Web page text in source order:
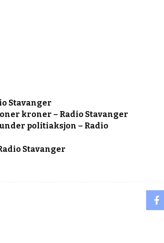
Stavanger
kroner – Radio Stavanger
politiaksjon – Radio
Stavanger